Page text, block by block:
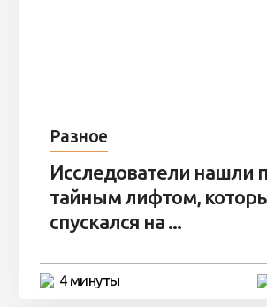
Разное
Исследователи нашли
тайным лифтом,
спускался на ...
4 минуты